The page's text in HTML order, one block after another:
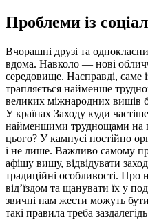
Проблеми із
Вчорашні друзі та
вдома. Навколо — нові
середовище. Насправді, саме
трапляється найменше
великих міжнародних вишів
У країнах Заходу куди
найменшими труднощами на
цього? У кампусі постійно
і не лише. Важливо самому
афішу вишу, відвідувати
традиційні особливості. Про
від’їздом та щанувати їх у
звичні нам жести можуть
такі правила треба